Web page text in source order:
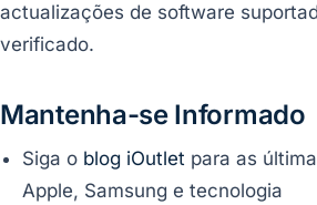
actualizações de software
verificado.
Mantenha-se Informado
Siga o blog iOutlet para as
Apple, Samsung e tecnologia